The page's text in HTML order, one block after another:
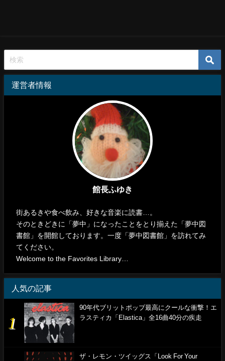
運営者情報
館長ふゆき
街あるきや食べ飲み、好きな音楽に読書…。
そのときどきに「夢中」になったことをとり揃えた「夢中図
書館」を開館しております。一度「夢中図書館」を訪れてみ
てください。
Welcome to the Favorites Library…
人気の記事
90年代ブリットポップ最高にクールな衝撃！エ
ラスティカ「Elastica」全16曲40分の疾走
ザ・レモン・ツイッグス「Look For Your